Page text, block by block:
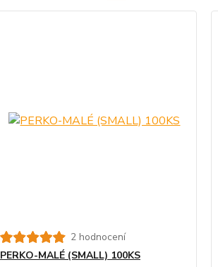
2 hodnocení
PERKO-MALÉ (SMALL) 100KS